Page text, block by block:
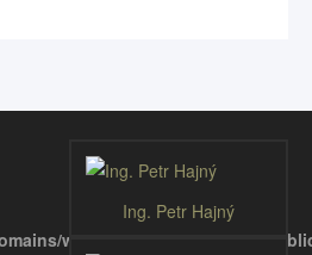
wellnessgastronomie.eu/
Ing. Petr Hajný